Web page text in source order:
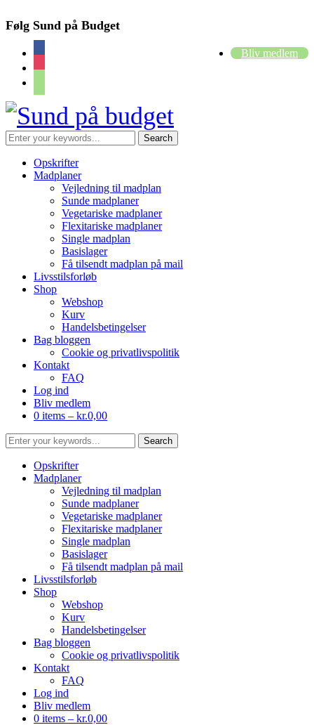
Følg Sund på Budget
Bliv medlem
Opskrifter
Madplaner
Vejledning til madplan
Sunde madplaner
Vegetariske madplaner
Flexitariske madplaner
Single madplan
Basislager
Få tilsendt madplan på mail
Livsstilsforløb
Shop
Webshop
Kurv
Handelsbetingelser
Bag bloggen
Cookie og privatlivspolitik
Kontakt
FAQ
Log ind
Bliv medlem
0 items – kr.0,00
Opskrifter
Madplaner
Vejledning til madplan
Sunde madplaner
Vegetariske madplaner
Flexitariske madplaner
Single madplan
Basislager
Få tilsendt madplan på mail
Livsstilsforløb
Shop
Webshop
Kurv
Handelsbetingelser
Bag bloggen
Cookie og privatlivspolitik
Kontakt
FAQ
Log ind
Bliv medlem
0 items – kr.0,00